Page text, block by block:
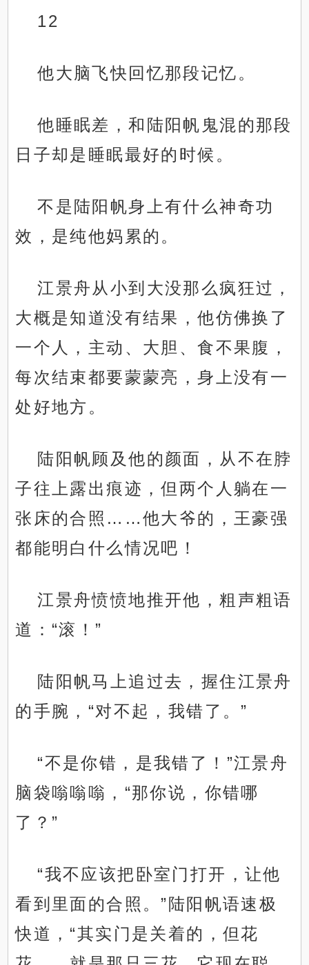
12
他大脑飞快回忆那段记忆。
他睡眠差，和陆阳帆鬼混的那段
日子却是睡眠最好的时候。
不是陆阳帆身上有什么神奇功
效，是纯他妈累的。
江景舟从小到大没那么疯狂过，
大概是知道没有结果，他仿佛换了
一个人，主动、大胆、食不果腹，
每次结束都要蒙蒙亮，身上没有一
处好地方。
陆阳帆顾及他的颜面，从不在脖
子往上露出痕迹，但两个人躺在一
张床的合照……他大爷的，王豪强
都能明白什么情况吧！
江景舟愤愤地推开他，粗声粗语
道：“滚！”
陆阳帆马上追过去，握住江景舟
的手腕，“对不起，我错了。”
“不是你错，是我错了！”江景舟
脑袋嗡嗡嗡，“那你说，你错哪
了？”
“我不应该把卧室门打开，让他
看到里面的合照。”陆阳帆语速极
快道，“其实门是关着的，但花